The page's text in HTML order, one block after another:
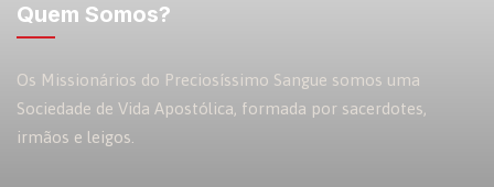
Quem Somos?
Os Missionários do Preciosíssimo Sangue somos uma
Sociedade de Vida Apostólica, formada por sacerdotes,
irmãos e leigos.